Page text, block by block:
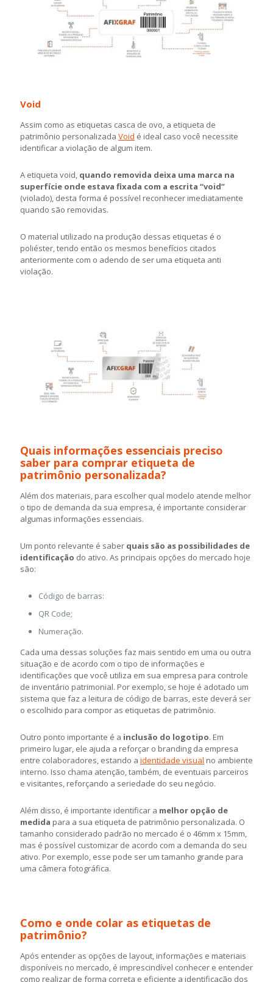
Void
Assim como as etiquetas casca de ovo, a etiqueta de
patrimônio personalizada Void é ideal caso você necessite
identificar a violação de algum item.
A etiqueta void, quando removida deixa uma marca na
superfície onde estava fixada com a escrita “void”
(violado), desta forma é possível reconhecer imediatamente
quando são removidas.
O material utilizado na produção dessas etiquetas é o
poliéster, tendo então os mesmos benefícios citados
anteriormente com o adendo de ser uma etiqueta anti
violação.
Quais informações essenciais preciso
saber para comprar etiqueta de
patrimônio personalizada?
Além dos materiais, para escolher qual modelo atende melhor
o tipo de demanda da sua empresa, é importante considerar
algumas informações essenciais.
Um ponto relevante é saber quais são as possibilidades de
identificação do ativo. As principais opções do mercado hoje
são:
Código de barras:
QR Code;
Numeração.
Cada uma dessas soluções faz mais sentido em uma ou outra
situação e de acordo com o tipo de informações e
identificações que você utiliza em sua empresa para controle
de inventário patrimonial. Por exemplo, se hoje é adotado um
sistema que faz a leitura de código de barras, este deverá ser
o escolhido para compor as etiquetas de patrimônio.
Outro ponto importante é a inclusão do logotipo. Em
primeiro lugar, ele ajuda a reforçar o branding da empresa
entre colaboradores, estando a identidade visual no ambiente
interno. Isso chama atenção, também, de eventuais parceiros
e visitantes, reforçando a seriedade do seu negócio.
Além disso, é importante identificar a melhor opção de
medida para a sua etiqueta de patrimônio personalizada. O
tamanho considerado padrão no mercado é o 46mm x 15mm,
mas é possível customizar de acordo com a demanda do seu
ativo. Por exemplo, esse pode ser um tamanho grande para
uma câmera fotográfica.
Como e onde colar as etiquetas de
patrimônio?
Após entender as opções de layout, informações e materiais
disponíveis no mercado, é imprescindível conhecer e entender
como realizar de forma correta e eficiente a identificação dos